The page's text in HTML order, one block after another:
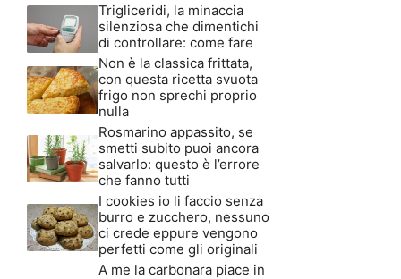
Trigliceridi, la minaccia
silenziosa che dimentichi
di controllare: come fare
Non è la classica frittata,
con questa ricetta svuota
frigo non sprechi proprio
nulla
Rosmarino appassito, se
smetti subito puoi ancora
salvarlo: questo è l’errore
che fanno tutti
I cookies io li faccio senza
burro e zucchero, nessuno
ci crede eppure vengono
perfetti come gli originali
A me la carbonara piace in